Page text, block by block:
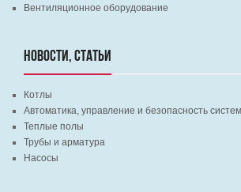
Вентиляционное оборудование
НОВОСТИ, СТАТЬИ
Котлы
Автоматика, управление и безопасность
Теплые полы
Трубы и арматура
Насосы